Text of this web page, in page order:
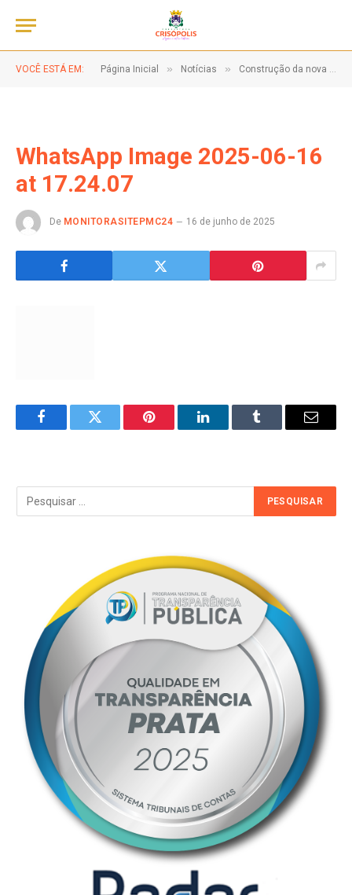
VOCÊ ESTÁ EM: Página Inicial » Notícias » Construção da nova praça no Povoado do BURIL!
WhatsApp Image 2025-06-16
at 17.24.07
De MONITORASITEPMC24 16 de junho de 2025
FacebookTwitter Pinterest LinkedInTumblr Email